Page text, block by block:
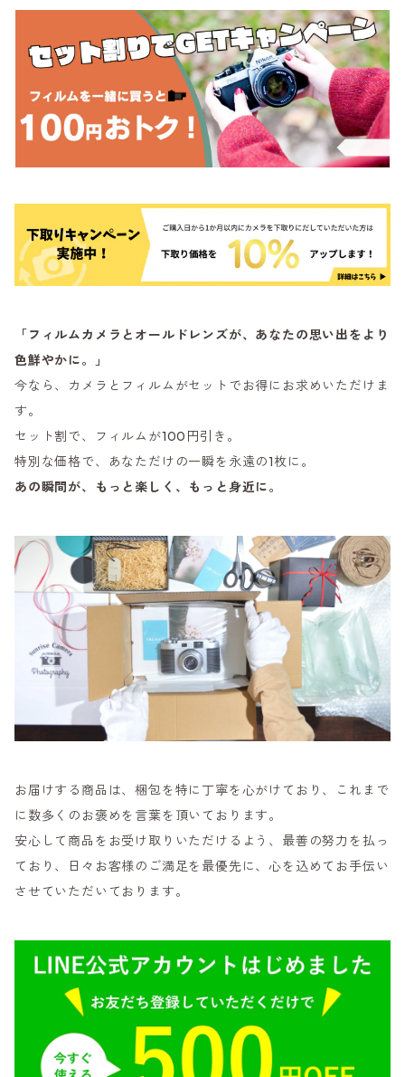
「フィルムカメラとオールドレンズが、あなたの思い出をより
色鮮やかに。」
今なら、カメラとフィルムがセットでお得にお求めいただけま
す。
セット割で、フィルムが100円引き。
特別な価格で、あなただけの一瞬を永遠の1枚に。
あの瞬間が、もっと楽しく、もっと身近に。
お届けする商品は、梱包を特に丁寧を心がけており、これまで
に数多くのお褒めを言葉を頂いております。
安心して商品をお受け取りいただけるよう、最善の努力を払っ
ており、日々お客様のご満足を最優先に、心を込めてお手伝い
させていただいております。